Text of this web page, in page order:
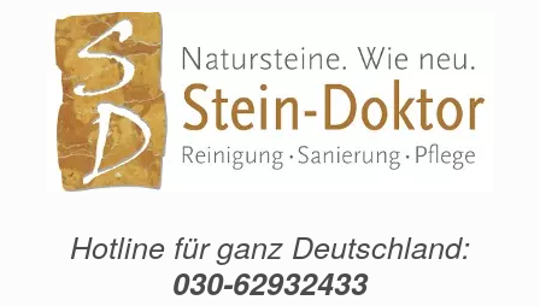
springen
Hotline für ganz Deutschland:
030-62932433